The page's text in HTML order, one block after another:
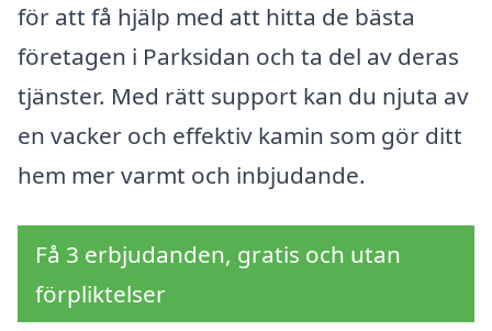
för att få hjälp med att hitta de bästa
företagen i Parksidan och ta del av deras
tjänster. Med rätt support kan du njuta av
en vacker och effektiv kamin som gör ditt
hem mer varmt och inbjudande.
Få 3 erbjudanden, gratis och utan
förpliktelser